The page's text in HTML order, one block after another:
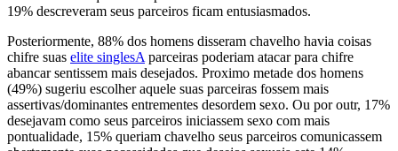
19% descreveram seus parceiros ficam entusiasmados.
Posteriormente, 88% dos homens disseram chavelho havia coisas
chifre suas elite singlesA parceiras poderiam atacar para chifre
abancar sentissem mais desejados. Proximo metade dos homens
(49%) sugeriu escolher aquele suas parceiras fossem mais
assertivas/dominantes entrementes desordem sexo. Ou por outr, 17%
desejavam como seus parceiros iniciassem sexo com mais
pontualidade, 15% queriam chavelho seus parceiros comunicassem